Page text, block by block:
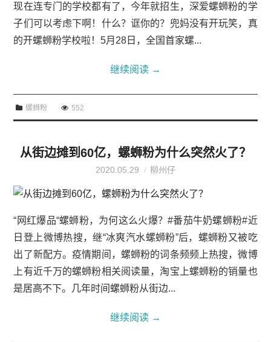
现在连专门的学校都有了，今年就招生，深爱螺蛳粉的学
子们可以考虑下啊！什么？诓你的？兜妈没有开玩笑，真
的开螺蛳粉学校啦！5月28日，全国首家螺...
继续阅读 →
螺蛳粉 552
从街边摊到60亿，螺蛳粉为什么突然火了？
2020.05.29 柳州仔
“网红爆品“螺蛳粉，为何这么火爆？#番茄牛奶螺蛳粉#近
日登上微博热搜，继“冰爽汽水螺蛳粉”后，螺蛳粉又被吃
出了新配方。疫情期间，螺蛳粉的词条频频上热搜，微博
上有近千万的螺蛳粉相关阅读量，淘宝上螺蛳粉的销量也
是居高不下。几年时间螺蛳粉从街边...
继续阅读 →